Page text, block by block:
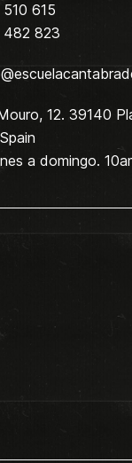
615
823
12. 39140
a domingo.